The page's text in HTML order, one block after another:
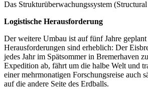
Das Strukturüberwachungssystem
Logistische Herausforderung
Der weitere Umbau ist auf fünf Jahre
Herausforderungen sind erheblich: Der
jedes Jahr im Spätsommer in Bremerhaven
Expedition ab, fährt um die halbe Welt und
einer mehrmonatigen Forschungsreise auch
auf die andere Seite des Erdballs.